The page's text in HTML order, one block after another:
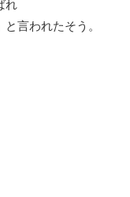
れ
言われたそう。